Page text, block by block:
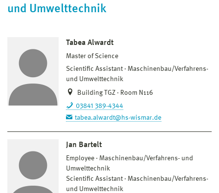
und Umwelttechnik
Tabea Alwardt
Master of Science
Scientific Assistant
Maschinenbau/Verfahrens-
und Umwelttechnik
Building TGZ · Room N116
03841 389-4344
tabea.alwardt@hs-wismar.de
Jan Bartelt
Employee
Maschinenbau/Verfahrens- und
Umwelttechnik
Scientific Assistant
Maschinenbau/Verfahrens-
und Umwelttechnik